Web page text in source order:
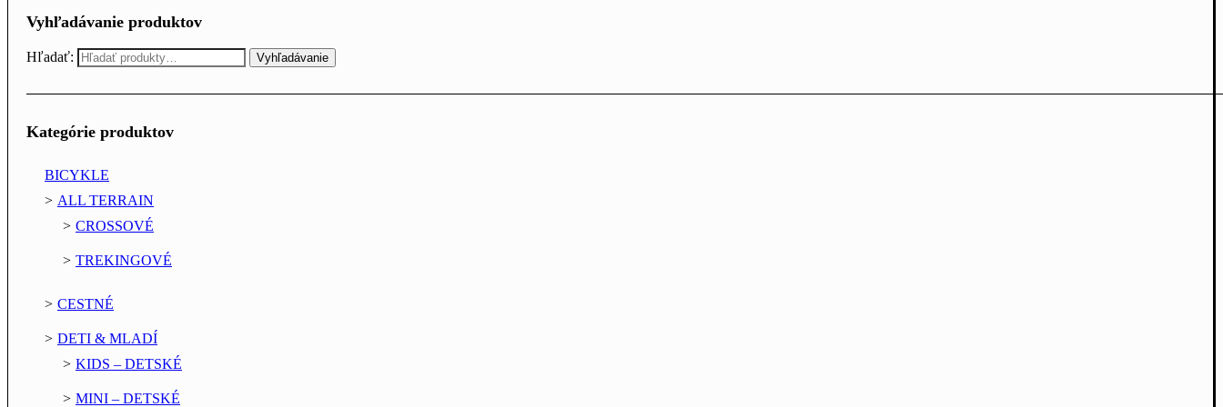
Vyhľadávanie produktov
Hľadať: Vyhľadávanie
Kategórie produktov
BICYKLE
ALL TERRAIN
CROSSOVÉ
TREKINGOVÉ
CESTNÉ
DETI & MLADÍ
KIDS – DETSKÉ
MINI – DETSKÉ